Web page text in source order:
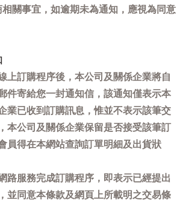
關事宜，如逾期未為通知，應視為同意
上訂購程序後，本公司及關係企業將自
件寄給您一封通知信，該通知僅表示本
業已收到訂購訊息，惟並不表示該筆交
本公司及關係企業保留是否接受該筆訂
員得在本網站查詢訂單明細及出貨狀
路服務完成訂購程序，即表示已經提出
並同意本條款及網頁上所載明之交易條